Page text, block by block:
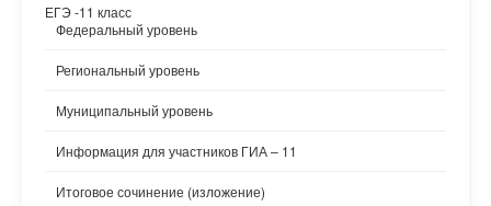
ЕГЭ -11 класс
Федеральный уровень
Региональный уровень
Муниципальный уровень
Информация для участников ГИА – 11
Итоговое сочинение (изложение)